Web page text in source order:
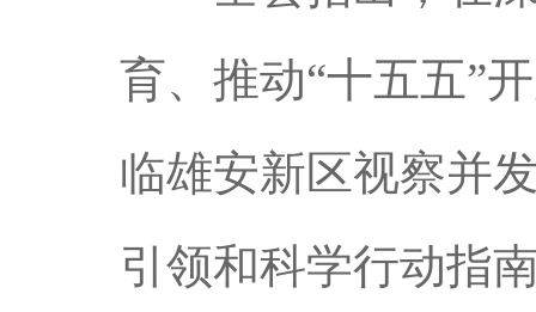
育、推动“十五五”
临雄安新区视察并
引领和科学行动指